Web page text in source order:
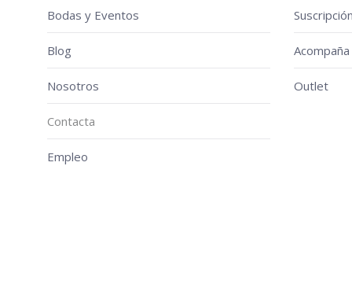
Bodas y Eventos
Blog
Nosotros
Contacta
Empleo
Outlet